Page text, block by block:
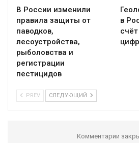
В России изменили
правила защиты от
паводков,
лесоустройства,
рыболовства и
регистрации
пестицидов
в
PREV СЛЕДУЮЩИЙ
Комментарии